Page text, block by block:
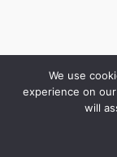
Copyright © 2026
We use
experience on
will